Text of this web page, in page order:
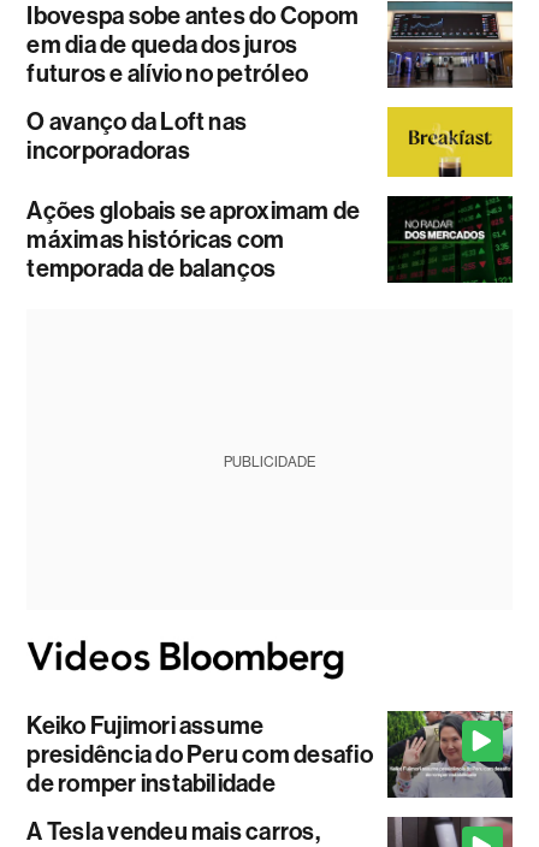
Ibovespa sobe antes do Copom
em dia de queda dos juros
futuros e alívio no petróleo
O avanço da Loft nas
incorporadoras
Ações globais se aproximam de
máximas históricas com
temporada de balanços
PUBLICIDADE
Keiko Fujimori assume
presidência do Peru com desafio
de romper instabilidade
A Tesla vendeu mais carros,